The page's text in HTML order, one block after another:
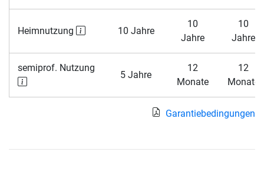
Heimnutzung 10 Jahre
10
Jahre
10
Jahre
semiprof. Nutzung
5 Jahre
12
Monate
12
Monate
Garantiebedingungen